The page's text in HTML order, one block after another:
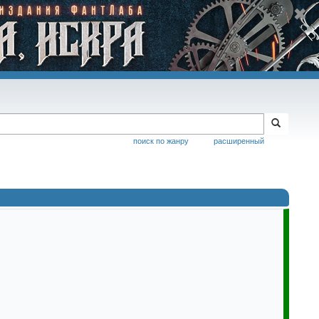
расширенный
поиск по жанру